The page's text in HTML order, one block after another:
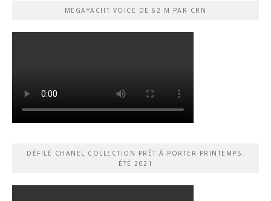
MEGAYACHT VOICE DE 62 M PAR CRN
DÉFILÉ CHANEL COLLECTION PRÊT-À-PORTER PRINTEMPS-
ÉTÉ 2021